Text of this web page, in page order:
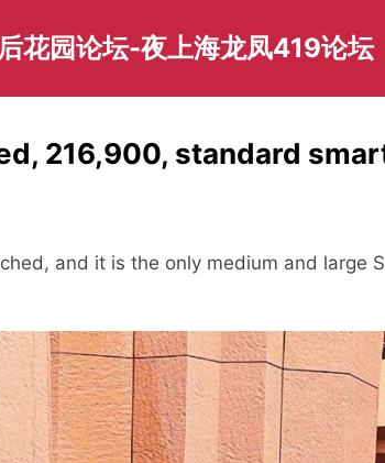
花园论坛-夜上海龙凤419论坛
216,900, standard
and it is the only medium and large